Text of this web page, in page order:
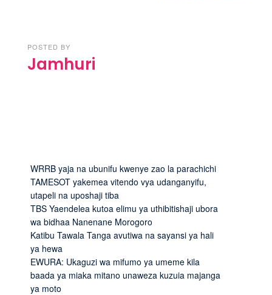
POSTED BY
Jamhuri
WRRB yaja na ubunifu kwenye zao la parachichi
TAMESOT yakemea vitendo vya udanganyifu,
utapeli na uposhaji tiba
TBS Yaendelea kutoa elimu ya uthibitishaji ubora
wa bidhaa Nanenane Morogoro
Katibu Tawala Tanga avutiwa na sayansi ya hali
ya hewa
EWURA: Ukaguzi wa mifumo ya umeme kila
baada ya miaka mitano unaweza kuzuia majanga
ya moto